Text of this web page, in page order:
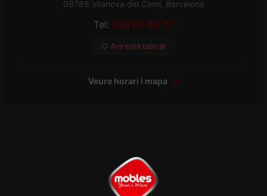
08788 Vilanova del Camí, Barcelona
Tel: 938 05 50 72
○ Ara està tancat
Veure horari i mapa